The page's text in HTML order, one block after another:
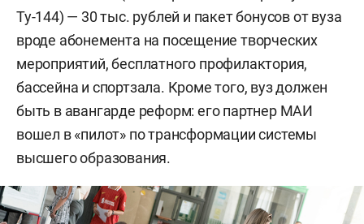
Ту-144) — 30 тыс. рублей и пакет бонусов от вуза
вроде абонемента на посещение творческих
мероприятий, бесплатного профилактория,
бассейна и спортзала. Кроме того, вуз должен
быть в авангарде реформ: его партнер МАИ
вошел в «пилот» по трансформации системы
высшего образования.